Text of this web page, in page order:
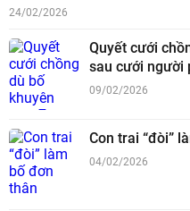
24/02/2026
Quyết cưới
sau cưới người
09/02/2026
Con trai “đòi”
04/02/2026